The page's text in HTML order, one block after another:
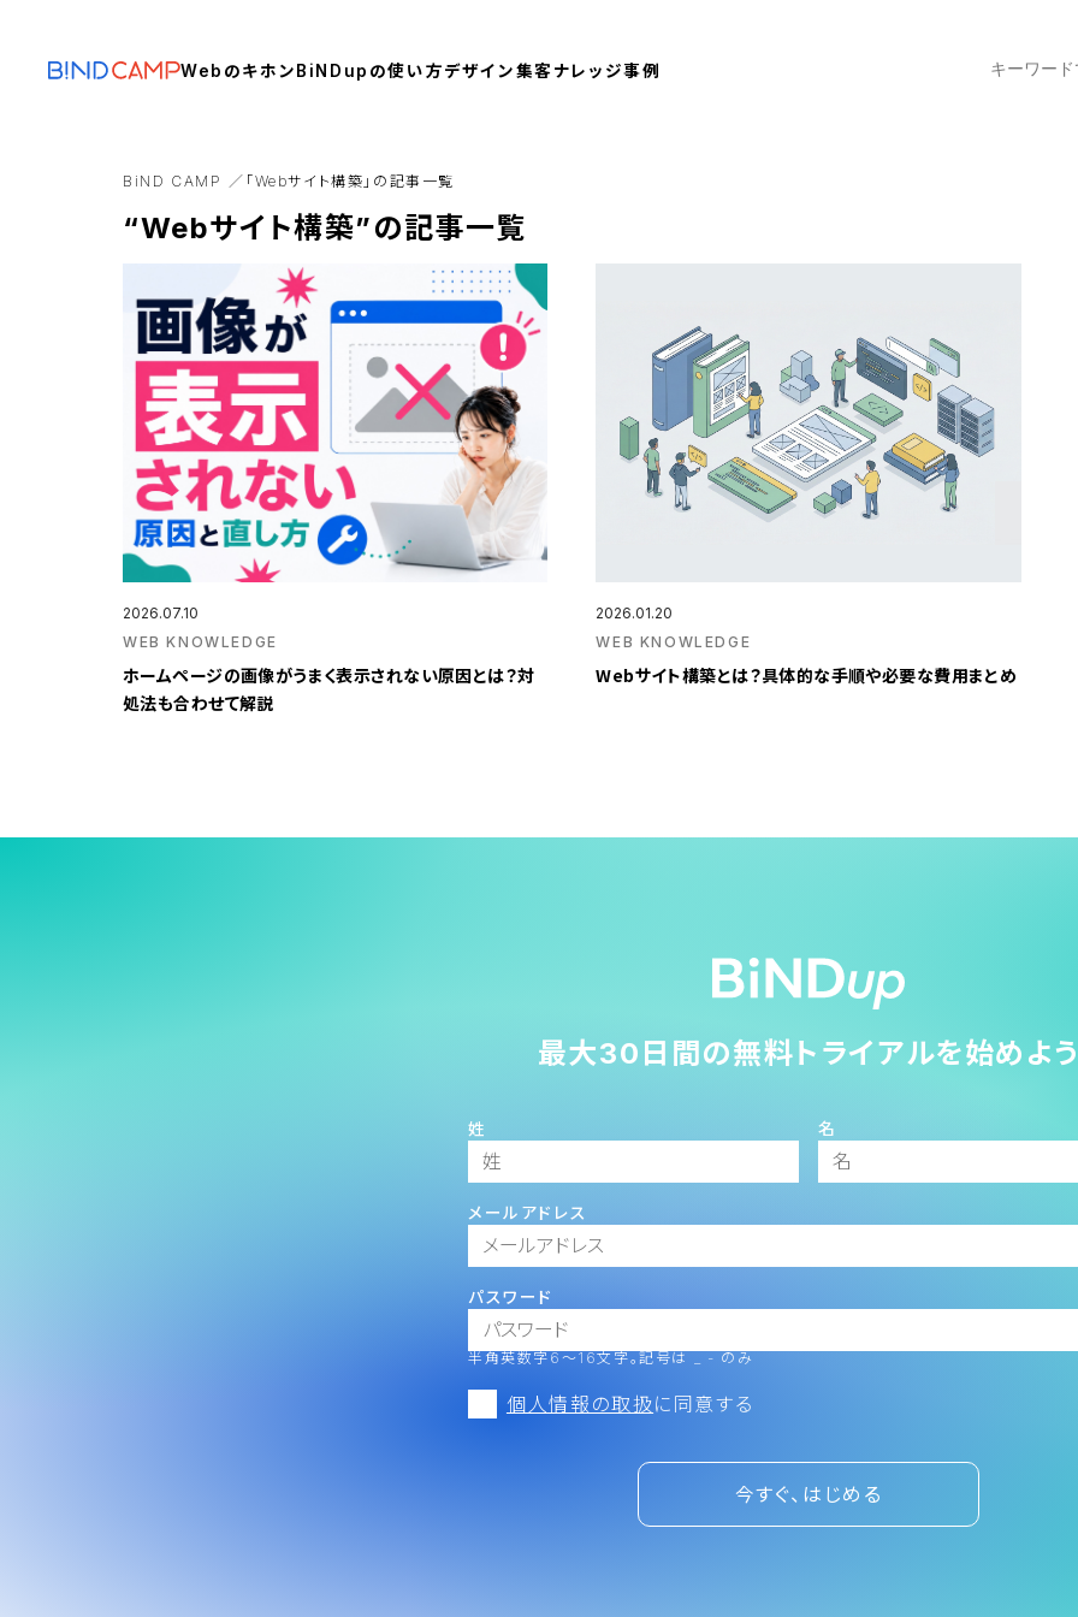
Webのキホン BiNDupの使い方デザイン集客ナレッジ事例
BiND CAMP 「Webサイト構築」の記事一覧
“Webサイト構築”の記事一覧
2026.07.10
WEB KNOWLEDGE
ホームページの画像がうまく表示されない原因とは？対
処法も合わせて解説
2026.01.20
WEB KNOWLEDGE
Webサイト構築とは？具体的な手順や必要な費用まとめ
最大30日間の無料トライアルを始めよ
姓 名
メールアドレス
パスワード
半角英数字6～16文字。記号は _ - のみ
個人情報の取扱に同意する
今すぐ、はじめる